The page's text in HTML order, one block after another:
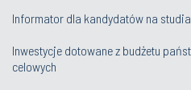
Informator dla kandydatów na studia
Inwestycje dotowane z budżetu
celowych